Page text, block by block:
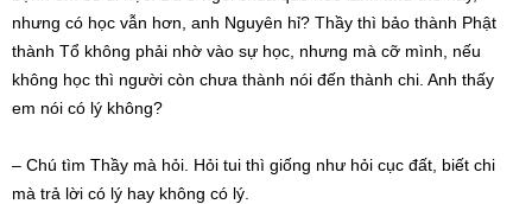
nhưng có học vẫn hơn, anh Nguyên hỉ? Thầy thì bảo thành Phật
thành Tổ không phải nhờ vào sự học, nhưng mà cỡ mình, nếu
không học thì người còn chưa thành nói đến thành chi. Anh thấy
em nói có lý không?
– Chú tìm Thầy mà hỏi. Hỏi tui thì giống như hỏi cục đất, biết chi
mà trả lời có lý hay không có lý.